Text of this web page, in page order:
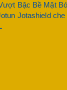
Bậc Bề Mặt
Jotashield che